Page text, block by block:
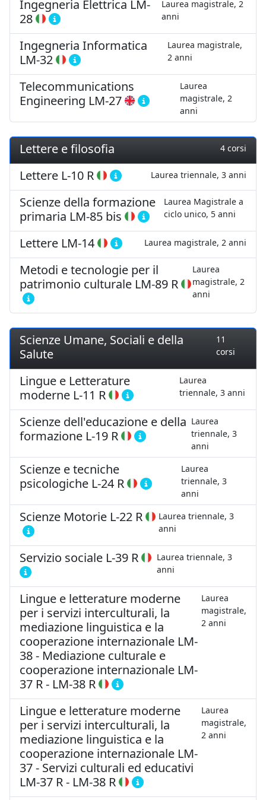
Ingegneria Elettrica LM-
28
Laurea magistrale, 2
anni
Ingegneria Informatica
LM-32
Laurea magistrale,
2 anni
Telecommunications
Engineering LM-27
Laurea
magistrale, 2
anni
Lettere e filosofia 4 corsi
Lettere L-10 R Laurea triennale, 3 anni
Scienze della formazione
primaria LM-85 bis
Laurea Magistrale a
ciclo unico, 5 anni
Lettere LM-14 Laurea magistrale, 2 anni
Metodi e tecnologie per il
patrimonio culturale LM-89 R
Laurea
magistrale, 2
anni
Scienze Umane, Sociali e della
Salute
11
corsi
Lingue e Letterature
moderne L-11 R
Laurea
triennale, 3 anni
Scienze dell'educazione e della
formazione L-19 R
Laurea
triennale, 3
anni
Scienze e tecniche
psicologiche L-24 R
Laurea
triennale, 3
anni
Scienze Motorie L-22 R
Laurea triennale, 3
anni
Servizio sociale L-39 R
Laurea triennale, 3
anni
Lingue e letterature moderne
per i servizi interculturali, la
mediazione linguistica e la
cooperazione internazionale LM-
38 - Mediazione culturale e
cooperazione internazionale LM-
37 R- LM-38 R
Laurea
magistrale,
2 anni
Lingue e letterature moderne
per i servizi interculturali, la
mediazione linguistica e la
cooperazione internazionale LM-
37 - Servizi culturali ed educativi
LM-37 R- LM-38 R
Laurea
magistrale,
2 anni